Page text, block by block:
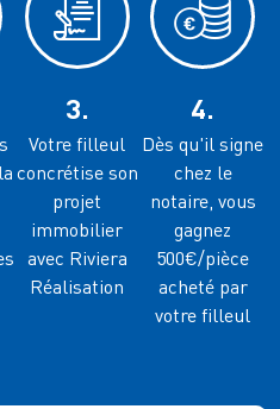
3.
Votre filleul
concrétise son
projet
immobilier
avec Riviera
Réalisation
4.
Dès qu'il signe
chez le
notaire, vous
gagnez
500€/pièce
acheté par
votre filleul